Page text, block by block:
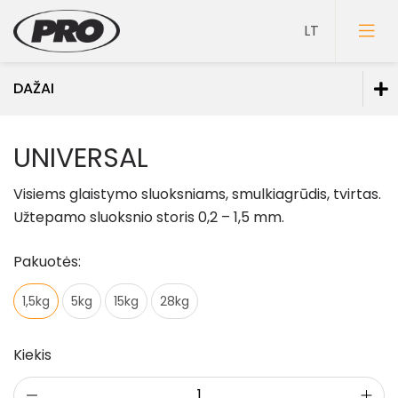
DAŽAI
Dažai luboms
Dažai medienai
Faktūriniai dažai
Dažai metalui
Dažai mineraliniams fasadams
Specialios paskirties dažai
UNIVERSAL
Visiems glaistymo sluoksniams, smulkiagrūdis, tvirtas.
Užtepamo sluoksnio storis 0,2 – 1,5 mm.
Pakuotės:
1,5kg 5kg 15kg 28kg
Kiekis